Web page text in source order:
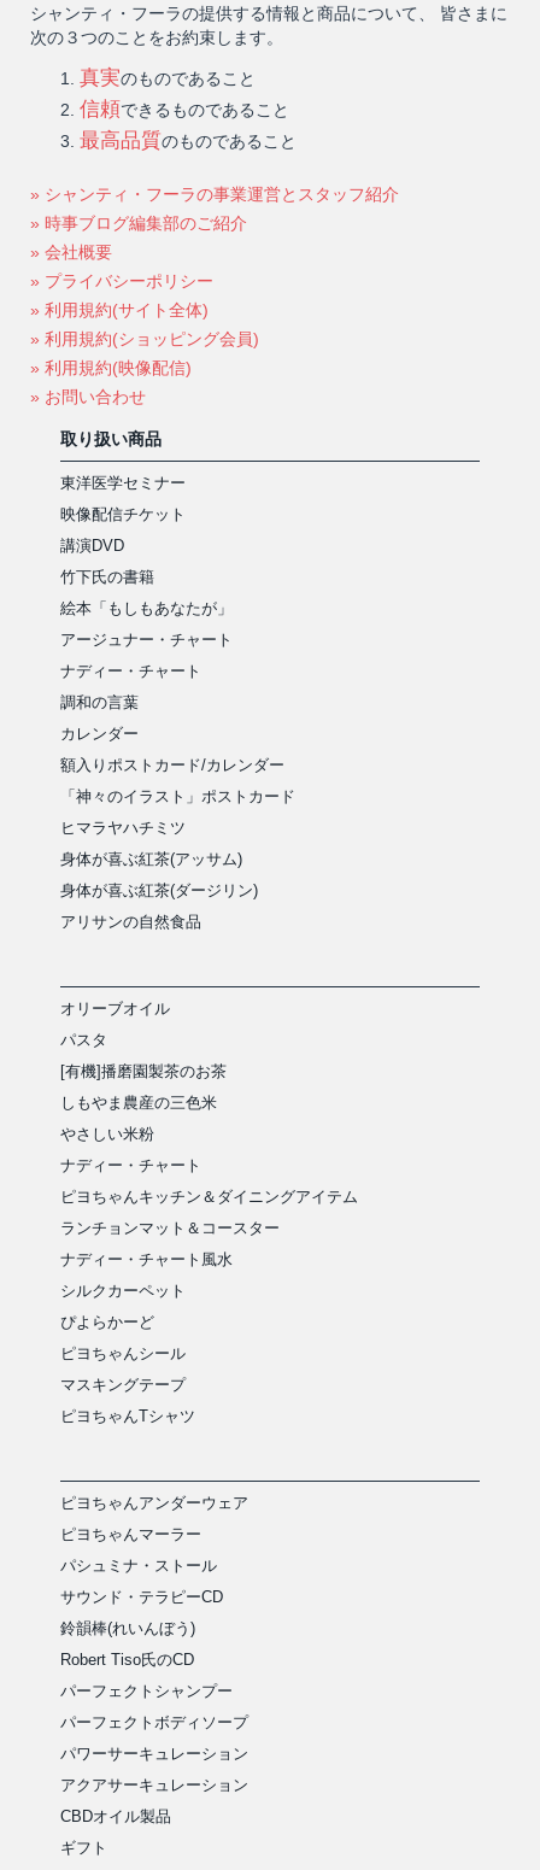
シャンティ・フーラの提供する情報と商品について、 皆さまに
次の３つのことをお約束します。
真実のものであること
信頼できるものであること
最高品質のものであること
» シャンティ・フーラの事業運営とスタッフ紹介
» 時事ブログ編集部のご紹介
» 会社概要
» プライバシーポリシー
» 利用規約(サイト全体)
» 利用規約(ショッピング会員)
» 利用規約(映像配信)
» お問い合わせ
取り扱い商品
東洋医学セミナー
映像配信チケット
講演DVD
竹下氏の書籍
絵本「もしもあなたが」
アージュナー・チャート
ナディー・チャート
調和の言葉
カレンダー
額入りポストカード/カレンダー
「神々のイラスト」ポストカード
ヒマラヤハチミツ
身体が喜ぶ紅茶(アッサム)
身体が喜ぶ紅茶(ダージリン)
アリサンの自然食品
オリーブオイル
パスタ
[有機]播磨園製茶のお茶
しもやま農産の三色米
やさしい米粉
ナディー・チャート
ピヨちゃんキッチン＆ダイニングアイテム
ランチョンマット＆コースター
ナディー・チャート風水
シルクカーペット
ぴよらかーど
ピヨちゃんシール
マスキングテープ
ピヨちゃんTシャツ
ピヨちゃんアンダーウェア
ピヨちゃんマーラー
パシュミナ・ストール
サウンド・テラピーCD
鈴韻棒(れいんぼう)
Robert Tiso氏のCD
パーフェクトシャンプー
パーフェクトボディソープ
パワーサーキュレーション
アクアサーキュレーション
CBDオイル製品
ギフト